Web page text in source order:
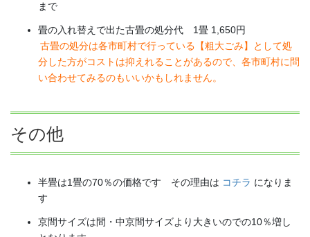
まで
畳の入れ替えで出た古畳の処分代 1畳 1,650円
古畳の処分は各市町村で行っている【粗大ごみ】として処
分した方がコストは抑えれることがあるので、各市町村に問
い合わせてみるのもいいかもしれません。
その他
半畳は1畳の70％の価格です その理由は コチラ になりま
す
京間サイズは間・中京間サイズより大きいのでの10％増し